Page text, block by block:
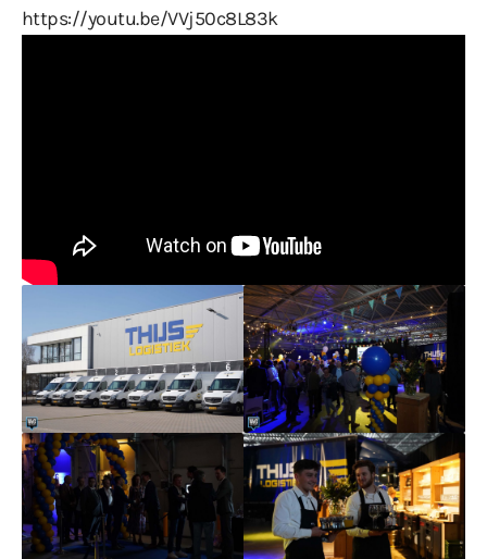
https://youtu.be/VVj50c8L83k